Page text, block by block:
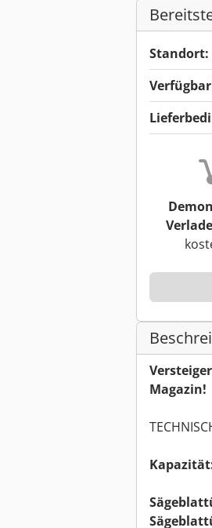
Standort:
Magazin!